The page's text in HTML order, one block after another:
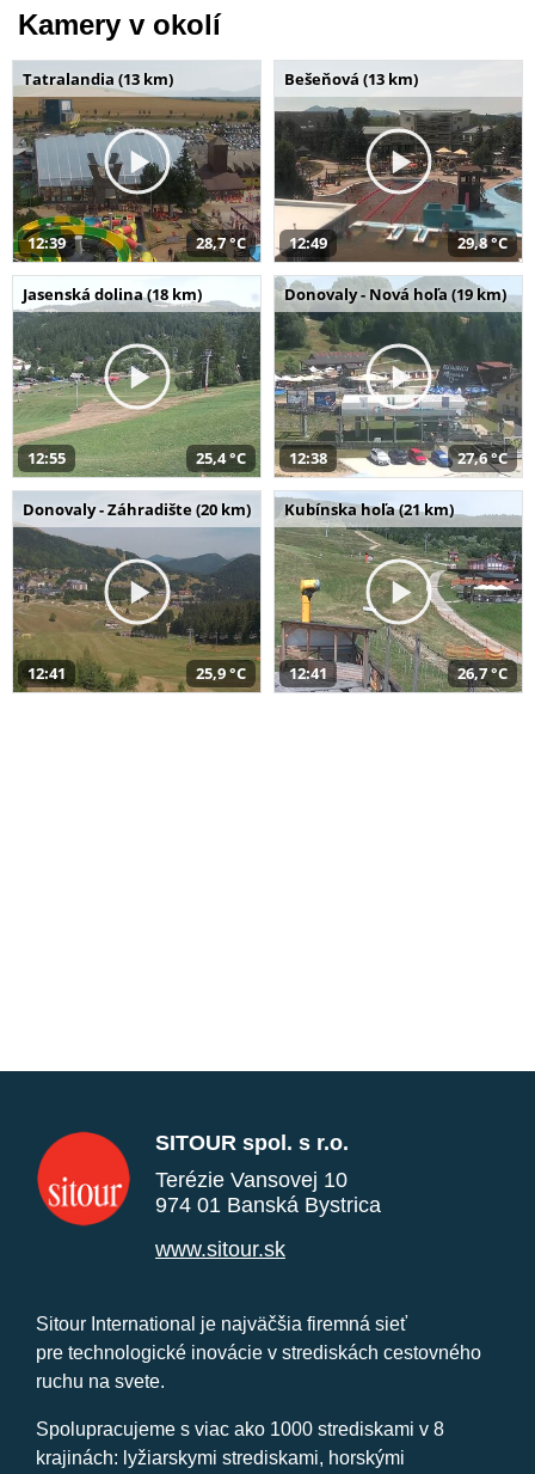
Kamery v okolí
Tatralandia (13 km)
12:39 28,7 °C
Bešeňová (13 km)
12:49 29,8 °C
Jasenská dolina (18 km)
12:55 25,4 °C
Donovaly - Nová hoľa (19 km)
12:38 27,6 °C
Donovaly - Záhradište (20 km)
12:41 25,9 °C
Kubínska hoľa (21 km)
12:41 26,7 °C
SITOUR spol. s r.o.
Terézie Vansovej 10
974 01 Banská Bystrica
www.sitour.sk
Sitour International je najväčšia firemná sieť
pre technologické inovácie v strediskách cestovného
ruchu na svete.
Spolupracujeme s viac ako 1000 strediskami v 8
krajinách: lyžiarskymi strediskami, horskými